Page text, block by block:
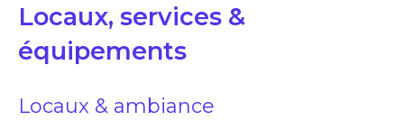
Locaux, services &
équipements
Locaux & ambiance